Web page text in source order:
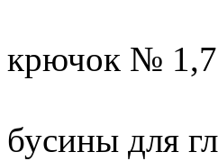
крючок №
бусины для